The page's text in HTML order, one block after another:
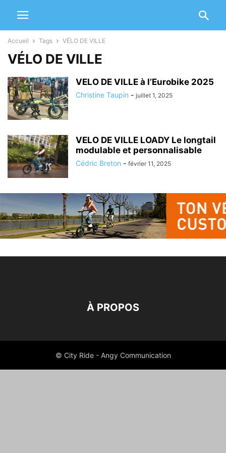
Accueil Tags VÉLO DE VILLE
VÉLO DE VILLE
VELO DE VILLE à l’Eurobike 2025
Christine Taupin - juillet 1, 2025
VELO DE VILLE LOADY Le longtail
modulable et personnalisable
Cédric Breton - février 11, 2025
À PROPOS
© City Ride - Angy Communication